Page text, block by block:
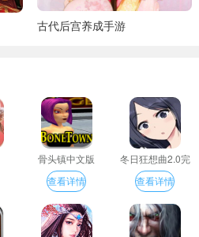
古代后宫养成手游
骨头镇中文版
查看详情
冬日狂想曲2.0完
整汉化版
查看详情